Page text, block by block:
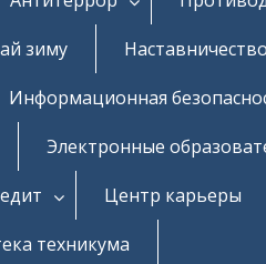
зиму
Информационная
Электронные
Центр карьеры
техникума